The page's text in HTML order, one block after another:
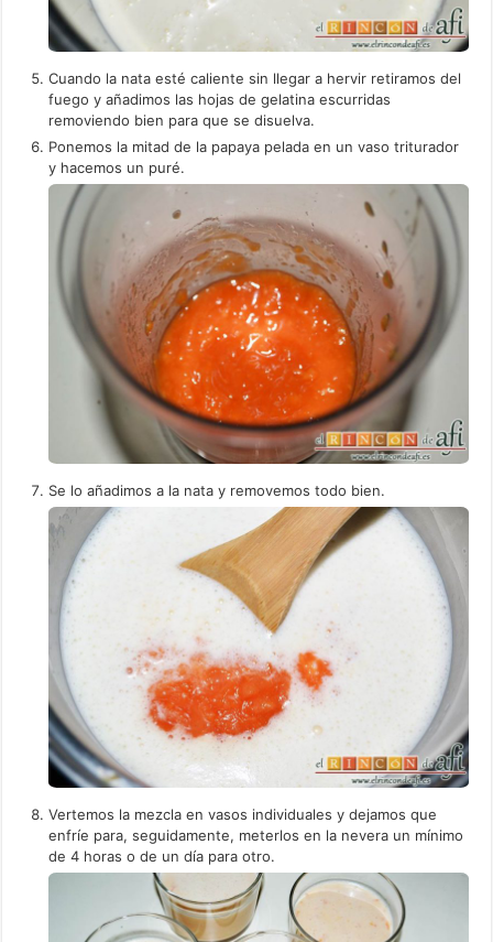
Cuando la nata esté caliente sin llegar a hervir retiramos del
fuego y añadimos las hojas de gelatina escurridas
removiendo bien para que se disuelva.
Ponemos la mitad de la papaya pelada en un vaso triturador
y hacemos un puré.
Se lo añadimos a la nata y removemos todo bien.
Vertemos la mezcla en vasos individuales y dejamos que
enfríe para, seguidamente, meterlos en la nevera un mínimo
de 4 horas o de un día para otro.